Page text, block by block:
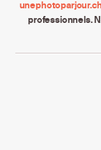
unephotoparjour.ch
professionnels.